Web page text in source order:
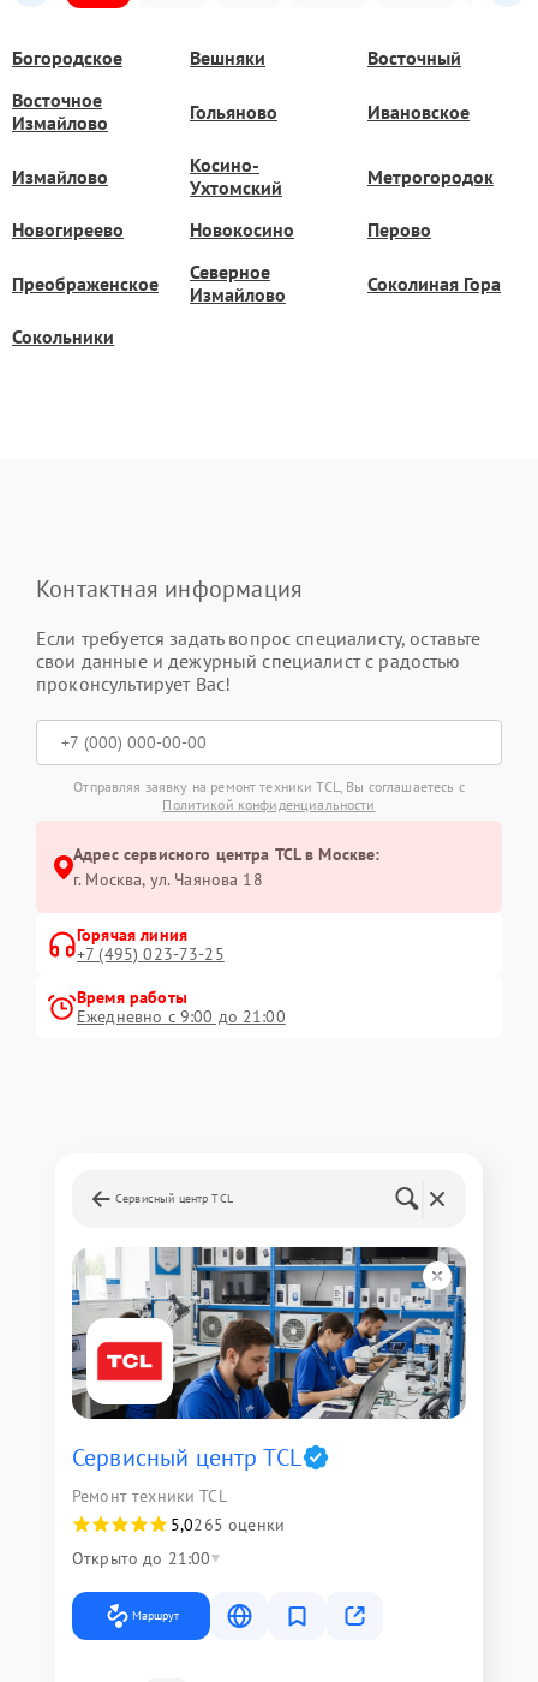
Богородское Вешняки
Восточный
Восточное
Измайлово
Гольяново Ивановское
Измайлово
Косино-
Ухтомский
Метрогородок
Новогиреево Новокосино Перово
Преображенское
Северное
Измайлово
Соколиная Гора
Сокольники
Контактная информация
Если требуется задать вопрос специалисту, оставьте
свои данные и дежурный специалист с радостью
проконсультирует Вас!
Отправляя заявку на ремонт техники TCL, Вы соглашаетесь с
Политикой конфиденциальности
Адрес сервисного центра TCL в Москве:
г. Москва, ул. Чаянова 18
Горячая линия
+7 (495) 023-73-25
Время работы
Ежедневно с 9:00 до 21:00
Сервисный центр TCL
Сервисный центр TCL
Ремонт техники TCL
5,0265 оценки
Открыто до 21:00
Маршрут